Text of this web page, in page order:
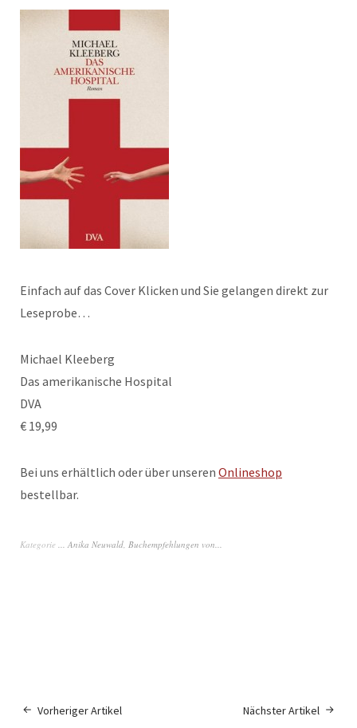
Einfach auf das Cover Klicken und Sie gelangen direkt zur
Leseprobe…
Michael Kleeberg
Das amerikanische Hospital
DVA
€ 19,99
Bei uns erhältlich oder über unseren Onlineshop
bestellbar.
Kategorie ... Anika Neuwald, Buchempfehlungen von...
Vorheriger Artikel Nächster Artikel